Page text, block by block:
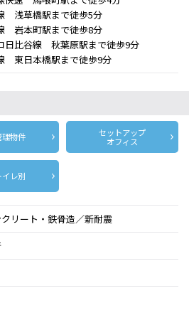
浅草橋駅まで徒歩5分
岩本町駅まで徒歩8分
日比谷線 秋葉原駅まで徒歩9分
東日本橋駅まで徒歩9分
理物件
セットアップ
オフィス
イレ別
リート・鉄骨造／新耐震